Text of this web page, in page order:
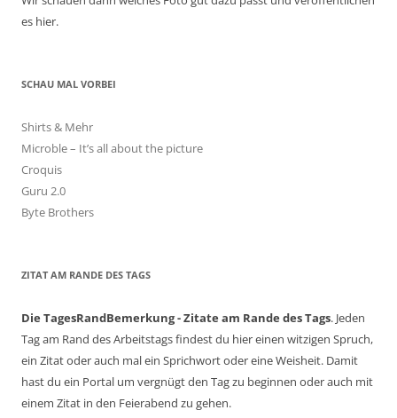
es hier.
SCHAU MAL VORBEI
Shirts & Mehr
Microble – It’s all about the picture
Croquis
Guru 2.0
Byte Brothers
ZITAT AM RANDE DES TAGS
Die TagesRandBemerkung - Zitate am Rande des Tags. Jeden
Tag am Rand des Arbeitstags findest du hier einen witzigen Spruch,
ein Zitat oder auch mal ein Sprichwort oder eine Weisheit. Damit
hast du ein Portal um vergnügt den Tag zu beginnen oder auch mit
einem Zitat in den Feierabend zu gehen.